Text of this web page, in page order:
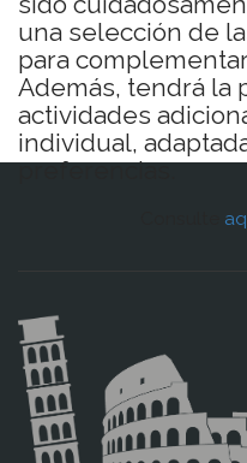
VALSES EN VIENA
Traslado a un bello palacio
concierto de cámara
concierto tiene dos partes: La
la segunda a los Strauss. En el
escucharemos Polkas y Sardas
una selección de
para
Además, tendrá la
actividades
individual,
preferencias.